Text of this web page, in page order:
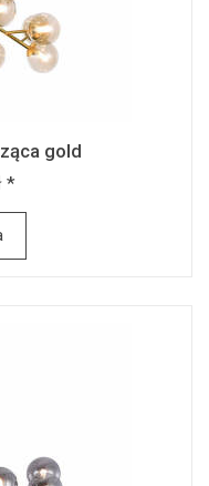
gold
*